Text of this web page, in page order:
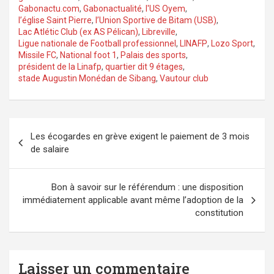
Gabonactu.com, Gabonactualité, l'US Oyem,
l’église Saint Pierre, l’Union Sportive de Bitam (USB),
Lac Atlétic Club (ex AS Pélican), Libreville,
Ligue nationale de Football professionnel , LINAFP, Lozo Sport,
Missile FC, National foot 1, Palais des sports,
président de la Linafp, quartier dit 9 étages,
stade Augustin Monédan de Sibang, Vautour club
de
l’article
Les écogardes en grève exigent le paiement de 3 mois
de salaire
Bon à savoir sur le référendum : une disposition
immédiatement applicable avant même l’adoption de la
constitution
Laisser un commentaire